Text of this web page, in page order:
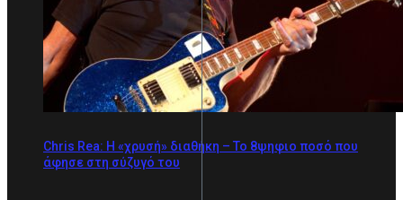
Chris Rea: Η «χρυσή» διαθήκη – To 8ψηφιο ποσό που
άφησε στη σύζυγό του